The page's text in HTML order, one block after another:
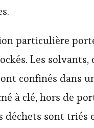
particulière
Les solvants,
confinés dans
à clé, hors de
déchets sont triés